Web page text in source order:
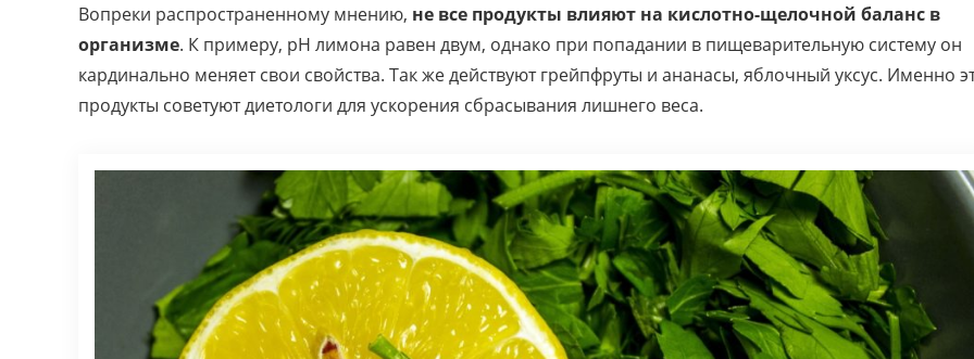
Вопреки распространенному мнению, не все продукты влияют на кислотно-щелочной баланс в
организме. К примеру, рН лимона равен двум, однако при попадании в пищеварительную систему он
кардинально меняет свои свойства. Так же действуют грейпфруты и ананасы, яблочный уксус. Именно
продукты советуют диетологи для ускорения сбрасывания лишнего веса.